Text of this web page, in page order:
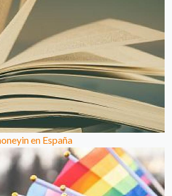
en España